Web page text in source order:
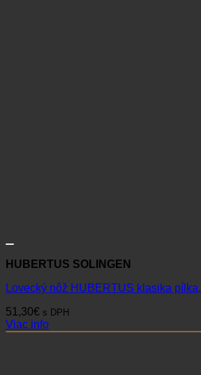
HUBERTUS SOLINGEN
Lovecký nôž HUBERTUS klasika
51,30€ s DPH
Viac info